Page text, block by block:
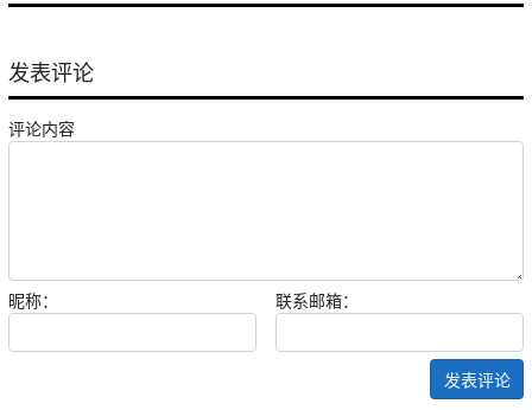
发表评论
评论内容
昵称： 联系邮箱：
发表评论